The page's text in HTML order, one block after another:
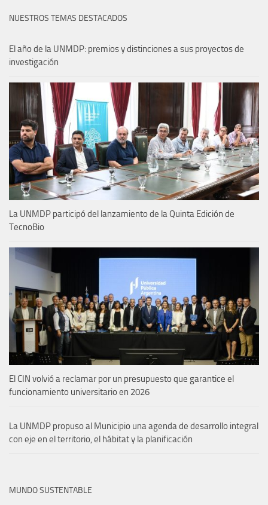
NUESTROS TEMAS DESTACADOS
El año de la UNMDP: premios y distinciones a sus proyectos de
investigación
La UNMDP participó del lanzamiento de la Quinta Edición de
TecnoBio
El CIN volvió a reclamar por un presupuesto que garantice el
funcionamiento universitario en 2026
La UNMDP propuso al Municipio una agenda de desarrollo integral
con eje en el territorio, el hábitat y la planificación
MUNDO SUSTENTABLE